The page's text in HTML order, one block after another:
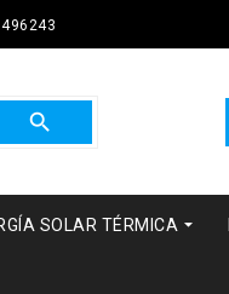

SOLAR TÉRMICA 